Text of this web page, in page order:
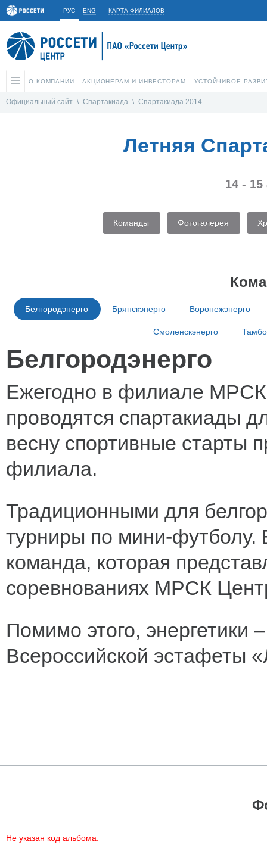
РУС ENG КАРТА ФИЛИАЛОВ
О КОМПАНИИ АКЦИОНЕРАМ И ИНВЕСТОРАМ УСТОЙЧИВОЕ
Официальный сайт \ Спартакиада \ Спартакиада 2014
Летняя
14 - 15
Команды Фотогалерея
Белгородэнерго Брянскэнерго Воронежэнерго
Смоленскэнерго
Белгородэнерго
Ежегодно в филиале МРСК
проводятся спартакиады
весну спортивные старты
филиала.
Традиционными для
турниры по мини-футболу.
команда, которая
соревнованиях МРСК
Помимо этого, энергетики
Всероссийской эстафеты
Не указан код альбома.